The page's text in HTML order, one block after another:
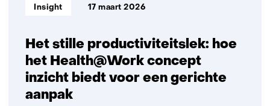
Het stille productiviteitslek: hoe
het Health@Work concept
inzicht biedt voor een gerichte
aanpak
Informatietype:
Insight 17 maart 2026